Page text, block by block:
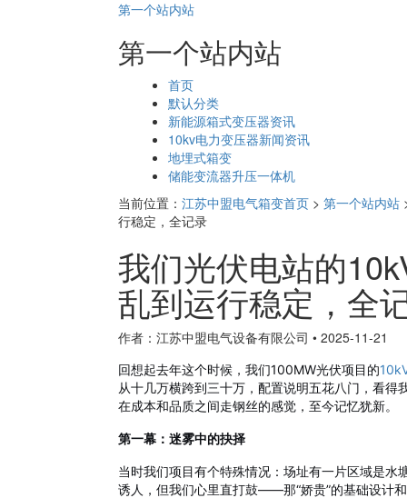
第一个站内站
第一个站内站
首页
默认分类
新能源箱式变压器资讯
10kv电力变压器新闻资讯
地埋式箱变
储能变流器升压一体机
当前位置： 江苏中盟电气箱变首页 > 第一个站内站
行稳定，全记录
我们光伏电站的
乱到运行稳定，全
作者：江苏中盟电气设备有限公司 • 2025-11-21
回想起去年这个时候，我们100MW光伏项目的
从十几万横跨到三十万，配置说明五花八门，看
在成本和品质之间走钢丝的感觉，至今记忆犹新。
第一幕：迷雾中的抉择
当时我们项目有个特殊情况：场址有一片区域是
诱人，但我们心里直打鼓——那“娇贵”的基础设计